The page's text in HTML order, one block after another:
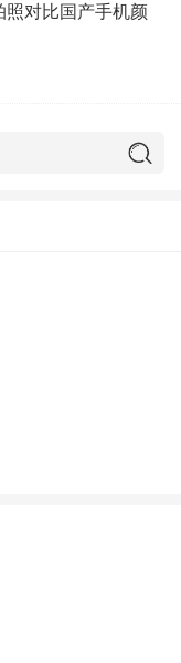
照对比国产手机颜